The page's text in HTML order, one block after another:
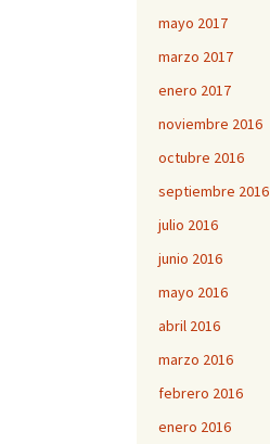
mayo 2017
marzo 2017
enero 2017
noviembre 2016
octubre 2016
septiembre 2016
julio 2016
junio 2016
mayo 2016
abril 2016
marzo 2016
febrero 2016
enero 2016